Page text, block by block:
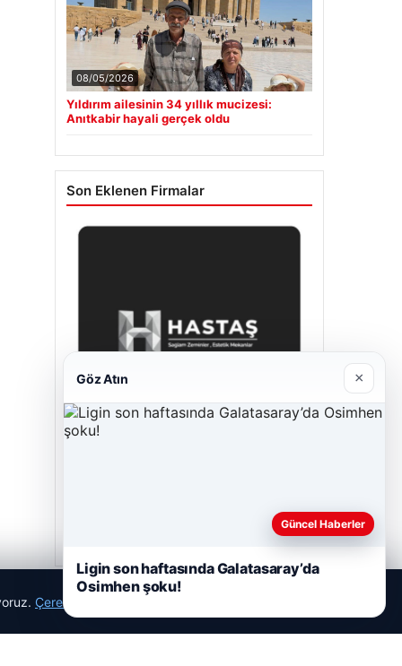
08/05/2026
Yıldırım ailesinin 34 yıllık mucizesi:
Anıtkabir hayali gerçek oldu
Son Eklenen Firmalar
Çerez Politikamız
Göz Atın ×
Güncel Haberler
Ligin son haftasında Galatasaray’da
Osimhen şoku!